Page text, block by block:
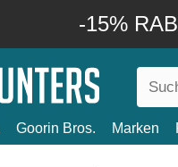
-15%
Goorin Bros. Marken